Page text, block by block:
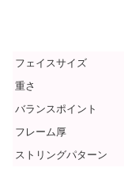
フェイスサイズ
重さ
バランスポイント
フレーム厚
ストリングパターン